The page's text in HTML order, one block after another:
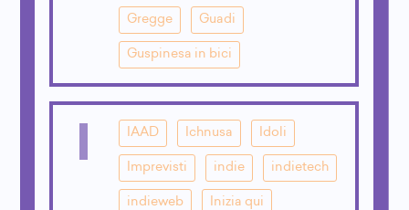
Gregge Guadi
Guspinesa in bici
I IAAD Ichnusa Idoli
Imprevisti indie indietech
indieweb Inizia qui